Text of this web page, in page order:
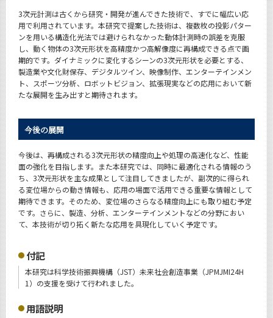
3次元計測は古くから研究・開発が進んできた技術で、すでに幅広い応
用で利用されています。本研究で提案した技術は、複数枚の投影パター
ンを用いる構造化光法では避けられなかった動体計測時の誤差を克服
し、動く物体の3次元形状を高精度かつ高解像度に再構成できる点で画
期的です。ダイナミックに変化するシーンの3次元形状を必要とする、
製造業や文化財保存、デジタルツイン、映像制作、エンターテインメン
ト、スポーツ分析、ロボットビジョン、拡張現実などの応用において新
たな展開を生み出すと期待されます。
今後の展開
今後は、再構成される3次元形状の精度向上や処理の高速化など、性能
面の強化を目指します。また本研究では、同時に最適化される情報のう
ち、3次元形状を主な成果として注目してきましたが、副次的に得られ
る変位場からの動き情報も、応用の場面で活用できる重要な情報として
期待できます。そのため、変位場のさらなる精度向上にも取り組む予定
です。さらに、製造、分析、エンターテインメントなどの分野におい
て、本技術が切り拓く新たな応用を具現化していく予定です。
付記
本研究は科学技術振興機構（JST）未来社会創造事業（JPMJMI24H
1）の支援を受けて行われました。
用語説明